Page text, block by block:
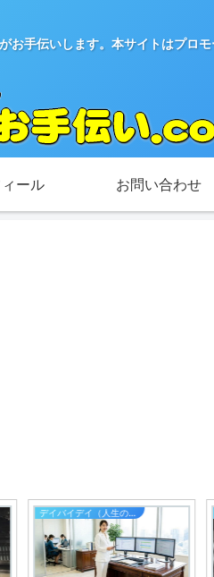
お手伝いします。本サイトはプロモ
ール お問い合わせ
カーリース